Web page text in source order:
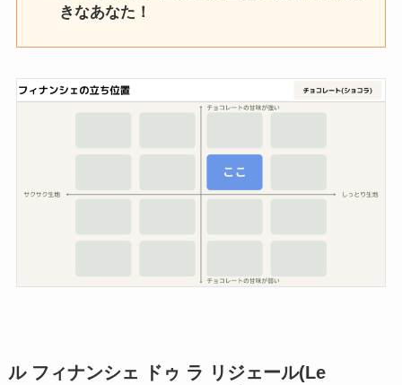
きなあなた！
ル フィナンシェ ドゥ ラ リジェール(Le